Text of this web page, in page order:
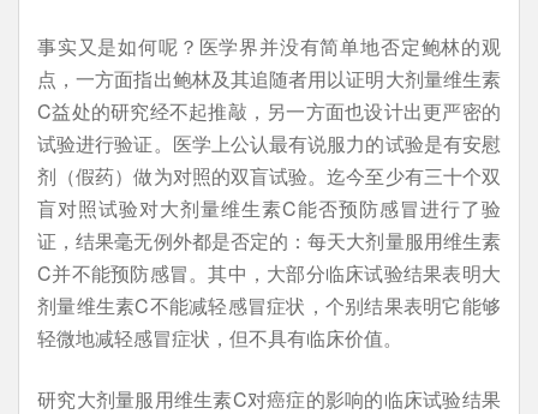
事实又是如何呢？医学界并没有简单地否定鲍林的观
点，一方面指出鲍林及其追随者用以证明大剂量维生素
C益处的研究经不起推敲，另一方面也设计出更严密的
试验进行验证。医学上公认最有说服力的试验是有安慰
剂（假药）做为对照的双盲试验。迄今至少有三十个双
盲对照试验对大剂量维生素C能否预防感冒进行了验
证，结果毫无例外都是否定的：每天大剂量服用维生素
C并不能预防感冒。其中，大部分临床试验结果表明大
剂量维生素C不能减轻感冒症状，个别结果表明它能够
轻微地减轻感冒症状，但不具有临床价值。
研究大剂量服用维生素C对癌症的影响的临床试验结果